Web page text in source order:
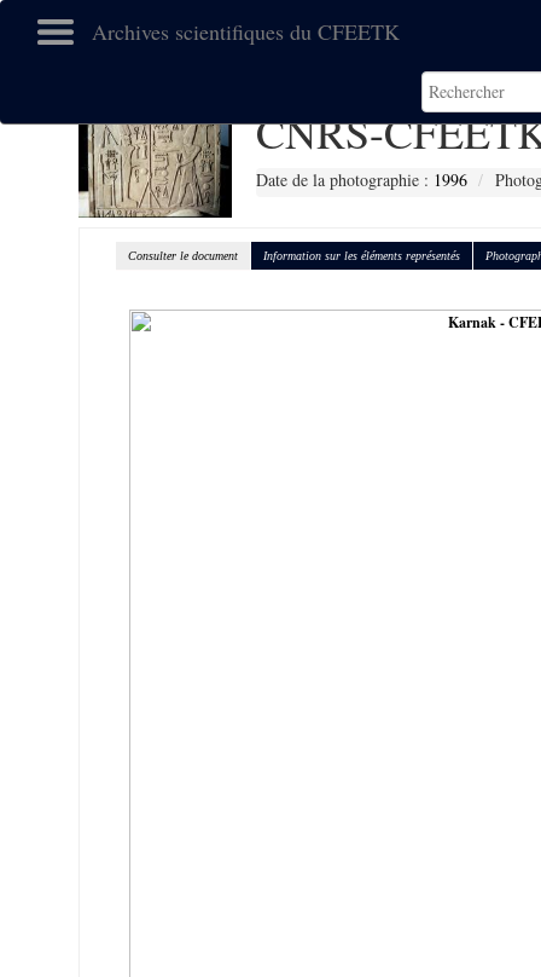
Archives scientifiques du CFEETK
CNRS-
Date de la photographie : 1996
Consulter le document Information sur les éléments représentés